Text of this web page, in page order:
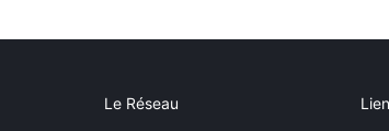
Le Réseau